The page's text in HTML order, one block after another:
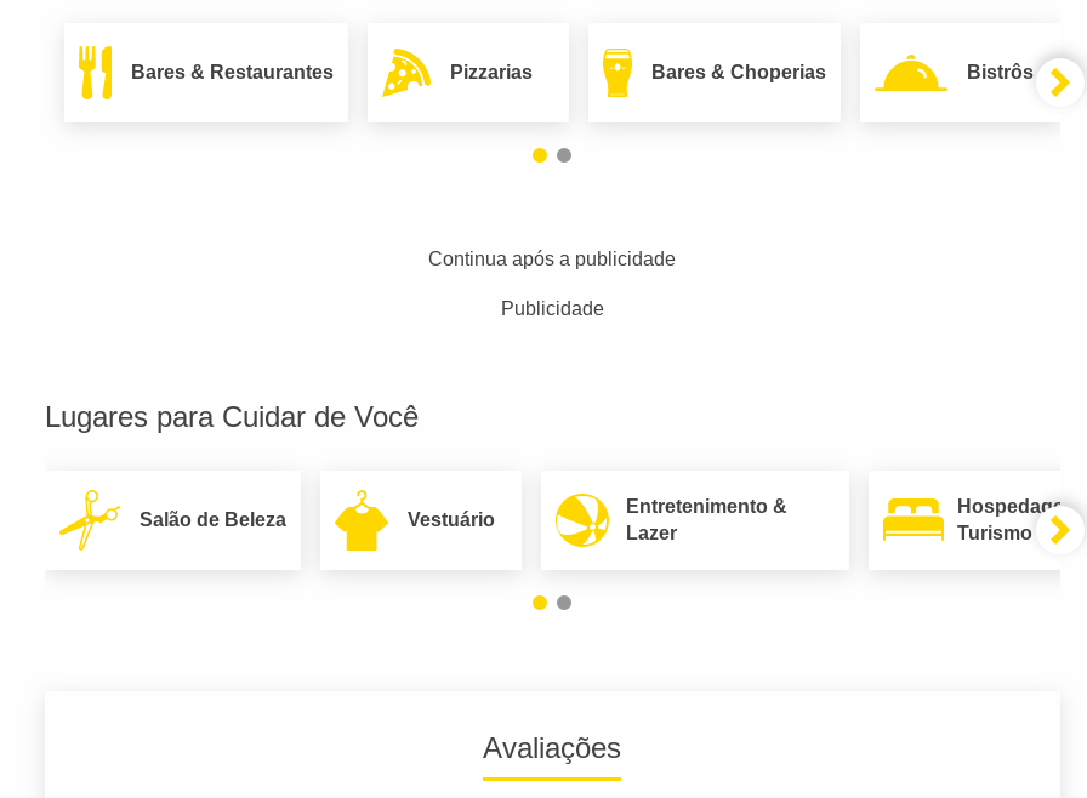
Bares & Restaurantes Pizzarias Bares & Choperias Bistrôs
Continua após a publicidade
Publicidade
Lugares para Cuidar de Você
Salão de Beleza Vestuário
Entretenimento &
Lazer
Hospedagem
Turismo
Avaliações